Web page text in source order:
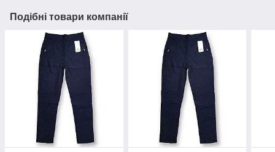
Подібні товари компанії